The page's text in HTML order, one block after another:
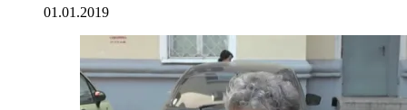
01.01.2019